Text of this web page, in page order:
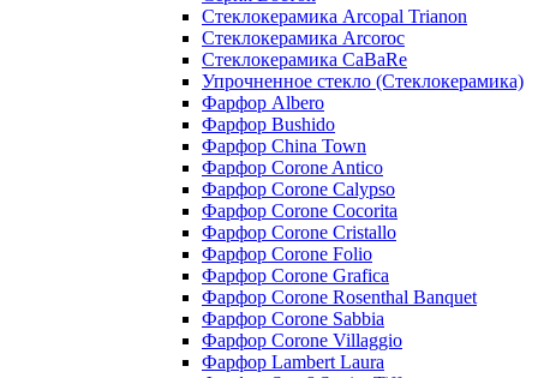
Стеклокерамика Arcopal Trianon
Стеклокерамика Arcoroc
Стеклокерамика CaBaRe
Упрочненное стекло (Стеклокерамика)
Фарфор Albero
Фарфор Bushido
Фарфор China Town
Фарфор Corone Antico
Фарфор Corone Calypso
Фарфор Corone Cocorita
Фарфор Corone Cristallo
Фарфор Corone Folio
Фарфор Corone Grafica
Фарфор Corone Rosenthal Banquet
Фарфор Corone Sabbia
Фарфор Corone Villaggio
Фарфор Lambert Laura